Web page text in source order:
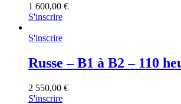
1 600,00 €
S'inscrire
S'inscrire
Russe – B1 à B2 – 110
2 550,00 €
S'inscrire